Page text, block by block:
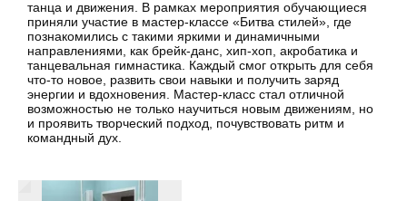
танца и движения. В рамках мероприятия обучающиеся
приняли участие в мастер-классе «Битва стилей», где
познакомились с такими яркими и динамичными
направлениями, как брейк-данс, хип-хоп, акробатика и
танцевальная гимнастика. Каждый смог открыть для себя
что-то новое, развить свои навыки и получить заряд
энергии и вдохновения. Мастер-класс стал отличной
возможностью не только научиться новым движениям, но
и проявить творческий подход, почувствовать ритм и
командный дух.